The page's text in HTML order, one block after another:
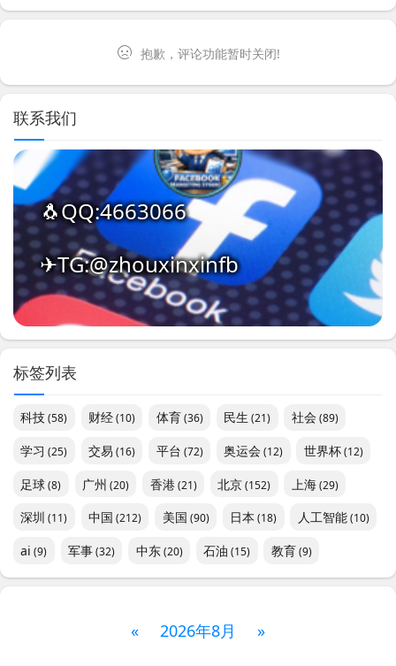
抱歉，评论功能暂时关闭!
联系我们
🐧QQ:4663066
✈TG:@zhouxinxinfb
标签列表
科技(58) 财经(10) 体育(36) 民生 (21) 社会(89)
学习 (25) 交易 (16) 平台 (72) 奥运会(12) 世界杯(12)
足球(8) 广州 (20) 香港(21) 北京(152) 上海(29)
深圳 (11) 中国 (212) 美国 (90) 日本 (18) 人工智能(10)
ai (9) 军事(32) 中东(20) 石油 (15) 教育(9)
« 2026年8月 »